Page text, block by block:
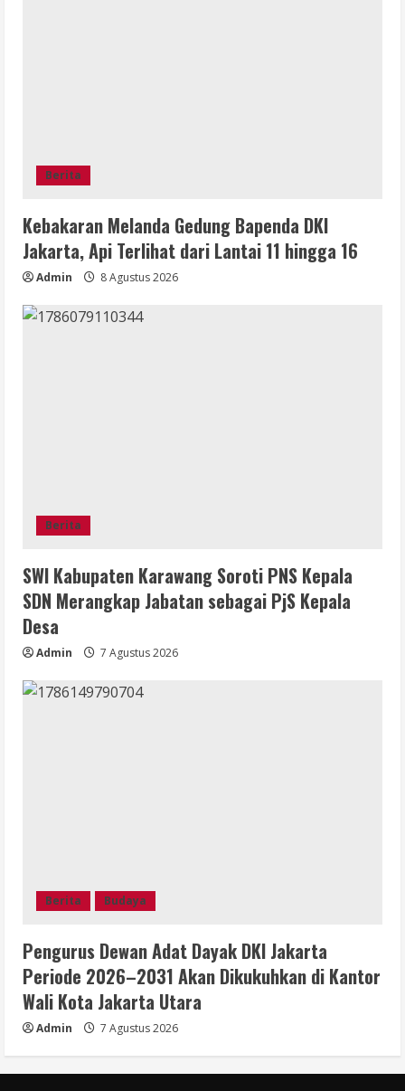
Berita
Kebakaran Melanda Gedung Bapenda DKI
Jakarta, Api Terlihat dari Lantai 11 hingga 16
Admin 8 Agustus 2026
Berita
SWI Kabupaten Karawang Soroti PNS Kepala
SDN Merangkap Jabatan sebagai PjS Kepala
Desa
Admin 7 Agustus 2026
Berita Budaya
Pengurus Dewan Adat Dayak DKI Jakarta
Periode 2026–2031 Akan Dikukuhkan di Kantor
Wali Kota Jakarta Utara
Admin 7 Agustus 2026